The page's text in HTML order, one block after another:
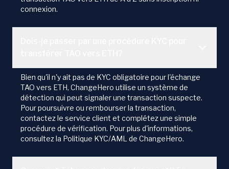
connexion.
Bien qu'il n'y ait pas de KYC obligatoire pour l'échange
TAO vers ETH, ChangeHero utilise un système de
détection qui peut signaler une transaction suspecte.
Pour poursuivre ou rembourser la transaction,
contactez le service client et complétez une simple
procédure de vérification. Pour plus d'informations,
consultez la Politique KYC/AML de ChangeHero.